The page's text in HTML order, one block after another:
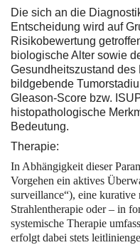
Die sich an die
Entscheidung wird auf
Risikobewertung
biologische Alter sowie
Gesundheitszustand
bildgebende
Gleason-Score bzw.
histopathologische
Bedeutung.
Therapie:
In Abhängigkeit dieser
Vorgehen ein aktives
surveillance“), eine kurative
Strahlentherapie oder – in
systemische Therapie
erfolgt dabei stets